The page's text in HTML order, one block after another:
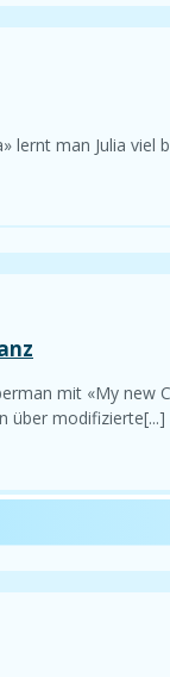
lernt man Julia
mit «My new
über modifizierte[...]